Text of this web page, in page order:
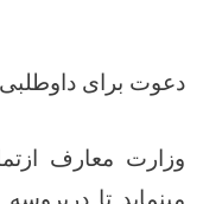
دعوت برای
وزارت معارف
مینماید تا